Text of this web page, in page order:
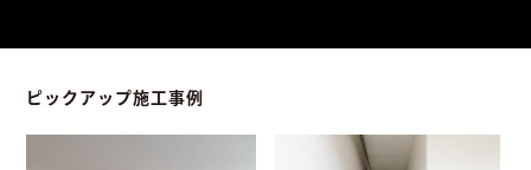
ピックアップ施工事例